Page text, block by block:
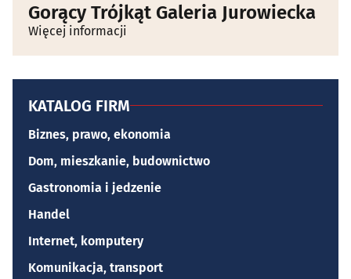
Gorący Trójkąt Galeria Jurowiecka
Więcej informacji
KATALOG FIRM
Biznes, prawo, ekonomia
Dom, mieszkanie, budownictwo
Gastronomia i jedzenie
Handel
Internet, komputery
Komunikacja, transport